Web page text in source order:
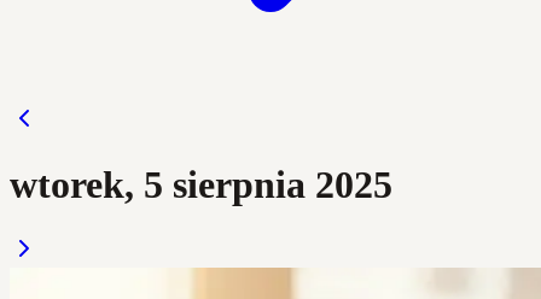
wtorek, 5 sierpnia 2025